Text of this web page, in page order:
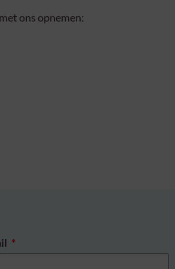
ons opnemen: